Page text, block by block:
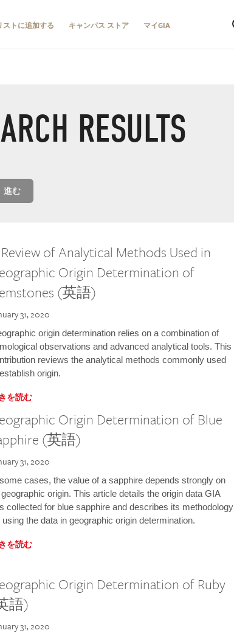
ストに追加する キャンパス ストア マイGIA
RESULTS
進む
of Analytical Methods Used in
Origin Determination of
(英語)
31, 2020
origin determination relies on a combination of
observations and advanced analytical tools. This
reviews the analytical methods commonly used
origin.
を読む
Origin Determination of Blue
(英語)
31, 2020
cases, the value of a sapphire depends strongly on
origin. This article details the origin data GIA
collected for blue sapphire and describes its methodology
using the data in geographic origin determination.
を読む
Origin Determination of Ruby
語)
31, 2020